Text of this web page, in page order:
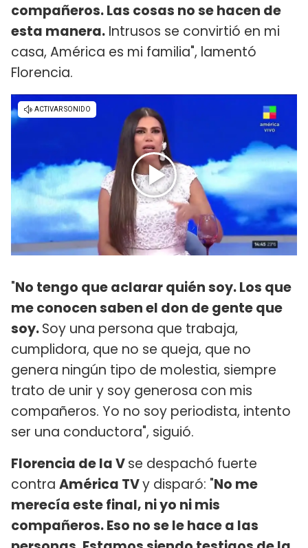
compañeros. Las cosas no se hacen de
esta manera. Intrusos se convirtió en mi
casa, América es mi familia", lamentó
Florencia.
"No tengo que aclarar quién soy. Los que
me conocen saben el don de gente que
soy.Soy una persona que trabaja,
cumplidora, que no se queja, que no
genera ningún tipo de molestia, siempre
trato de unir y soy generosa con mis
compañeros. Yo no soy periodista, intento
ser una conductora", siguió.
Florencia de la Vse despachó fuerte
contra América TVy disparó: "No me
merecía este final, ni yo ni mis
compañeros. Eso no se le hace a las